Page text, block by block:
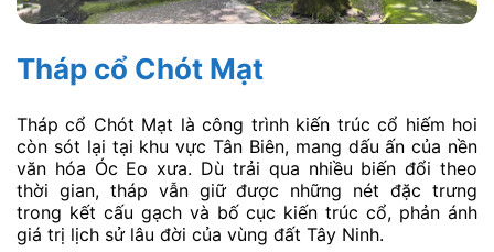
Tháp cổ Chót Mạt
Tháp cổ Chót Mạt là công trình kiến trúc cổ hiếm hoi
còn sót lại tại khu vực Tân Biên, mang dấu ấn của nền
văn hóa Óc Eo xưa. Dù trải qua nhiều biến đổi theo
thời gian, tháp vẫn giữ được những nét đặc trưng
trong kết cấu gạch và bố cục kiến trúc cổ, phản ánh
giá trị lịch sử lâu đời của vùng đất Tây Ninh.